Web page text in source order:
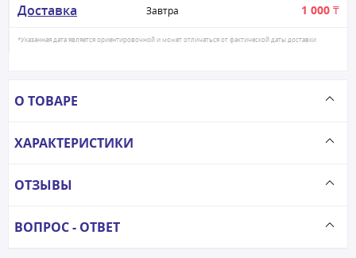
Доставка Завтра 1 000 ₸
*Указанная дата является ориентировочной и может отличаться от фактической даты доставки
О ТОВАРЕ
ХАРАКТЕРИСТИКИ
ОТЗЫВЫ
ВОПРОС - ОТВЕТ